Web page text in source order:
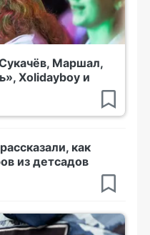
Маршал,
Xolidayboy и
как
из детсадов